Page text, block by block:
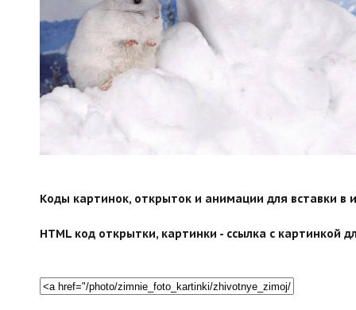
Коды картинок, открыток и анимации для вставки в
HTML код открытки, картинки - ссылка с картинкой